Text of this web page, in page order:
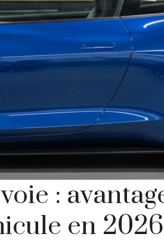
:
en 2026